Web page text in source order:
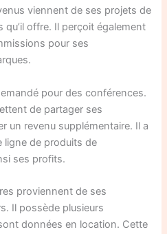
viennent de ses projets de
offre. Il perçoit également
pour ses
pour des conférences.
de partager ses
un revenu supplémentaire. Il a
ligne de produits de
ses profits.
proviennent de ses
Il possède plusieurs
données en location. Cette